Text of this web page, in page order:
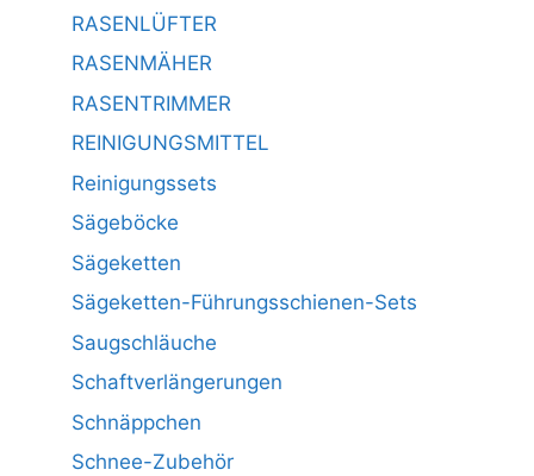
RASENLÜFTER
RASENMÄHER
RASENTRIMMER
REINIGUNGSMITTEL
Reinigungssets
Sägeböcke
Sägeketten
Sägeketten-Führungsschienen-Sets
Saugschläuche
Schaftverlängerungen
Schnäppchen
Schnee-Zubehör